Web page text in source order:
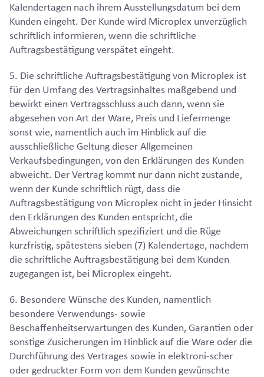
Kalendertagen nach ihrem Ausstellungsdatum bei dem
Kunden eingeht. Der Kunde wird Microplex unverzüglich
schriftlich informieren, wenn die schriftliche
Auftragsbestätigung verspätet eingeht.
5. Die schriftliche Auftragsbestätigung von Microplex ist
für den Umfang des Vertragsinhaltes maßgebend und
bewirkt einen Vertragsschluss auch dann, wenn sie
abgesehen von Art der Ware, Preis und Liefermenge
sonst wie, namentlich auch im Hinblick auf die
ausschließliche Geltung dieser Allgemeinen
Verkaufsbedingungen, von den Erklärungen des Kunden
abweicht. Der Vertrag kommt nur dann nicht zustande,
wenn der Kunde schriftlich rügt, dass die
Auftragsbestätigung von Microplex nicht in jeder Hinsicht
den Erklärungen des Kunden entspricht, die
Abweichungen schriftlich spezifiziert und die Rüge
kurzfristig, spätestens sieben (7) Kalendertage, nachdem
die schriftliche Auftragsbestätigung bei dem Kunden
zugegangen ist, bei Microplex eingeht.
6. Besondere Wünsche des Kunden, namentlich
besondere Verwendungs- sowie
Beschaffenheitserwartungen des Kunden, Garantien oder
sonstige Zusicherungen im Hinblick auf die Ware oder die
Durchführung des Vertrages sowie in elektroni-scher
oder gedruckter Form von dem Kunden gewünschte